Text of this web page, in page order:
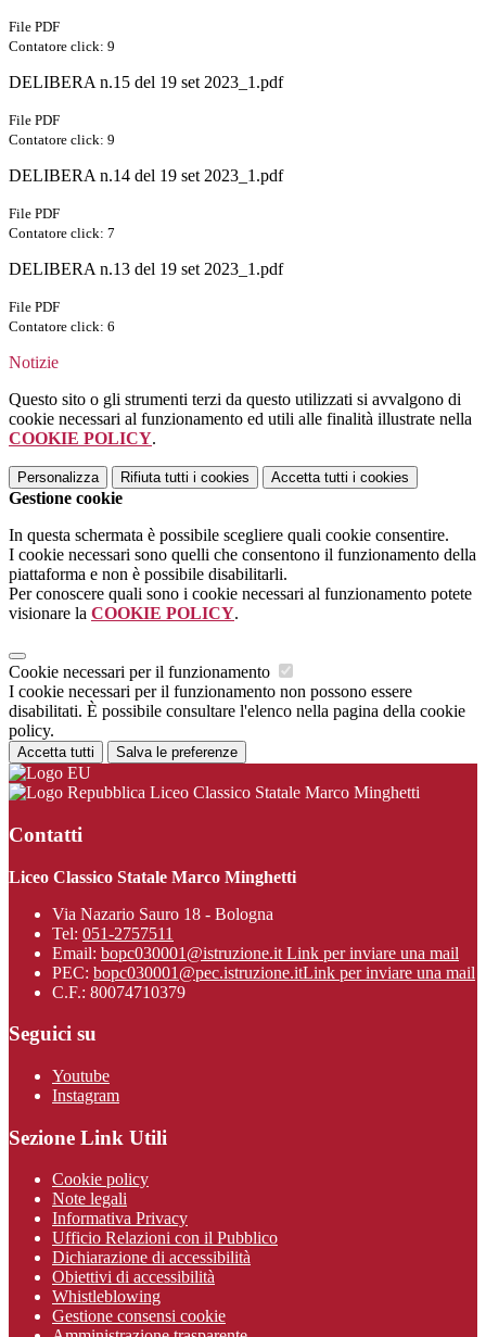
File PDF
Contatore click: 9
DELIBERA n.15 del 19 set 2023_1.pdf
File PDF
Contatore click: 9
DELIBERA n.14 del 19 set 2023_1.pdf
File PDF
Contatore click: 7
DELIBERA n.13 del 19 set 2023_1.pdf
File PDF
Contatore click: 6
Notizie
Questo sito o gli strumenti terzi da questo utilizzati si avvalgono di
cookie necessari al funzionamento ed utili alle finalità illustrate nella
COOKIE POLICY.
Personalizza Rifiuta tutti i cookies Accetta tutti i cookies
Gestione cookie
In questa schermata è possibile scegliere quali cookie consentire.
I cookie necessari sono quelli che consentono il funzionamento della
piattaforma e non è possibile disabilitarli.
Per conoscere quali sono i cookie necessari al funzionamento potete
visionare la COOKIE POLICY.
Cookie necessari per il funzionamento
I cookie necessari per il funzionamento non possono essere
disabilitati. È possibile consultare l'elenco nella pagina della cookie
policy.
Accetta tutti Salva le preferenze
Liceo Classico Statale Marco Minghetti
Contatti
Liceo Classico Statale Marco Minghetti
Via Nazario Sauro 18 - Bologna
Tel: 051-2757511
Email: bopc030001@istruzione.it Link per inviare una mail
PEC: bopc030001@pec.istruzione.itLink per inviare una mail
C.F.: 80074710379
Seguici su
Youtube
Instagram
Sezione Link Utili
Cookie policy
Note legali
Informativa Privacy
Ufficio Relazioni con il Pubblico
Dichiarazione di accessibilità
Obiettivi di accessibilità
Whistleblowing
Gestione consensi cookie